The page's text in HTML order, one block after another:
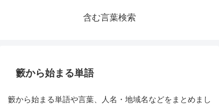
含む言葉検索
籔から始まる単語
籔から始まる単語や言葉、人名・地域名などをまとめまし